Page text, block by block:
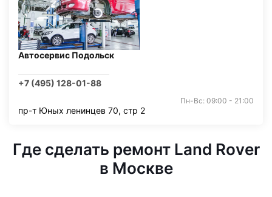
Автосервис Подольск
+7 (495) 128-01-88
Пн-Вс: 09:00 - 21:00
пр-т Юных ленинцев 70, стр 2
Где сделать ремонт Land Rover
в Москве